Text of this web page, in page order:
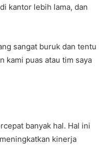
kantor lebih lama, dan
sangat buruk dan tentu
kami puas atau tim saya
banyak hal. Hal ini
kinerja